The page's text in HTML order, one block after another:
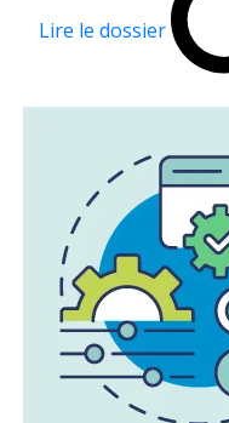
Lire le dossier